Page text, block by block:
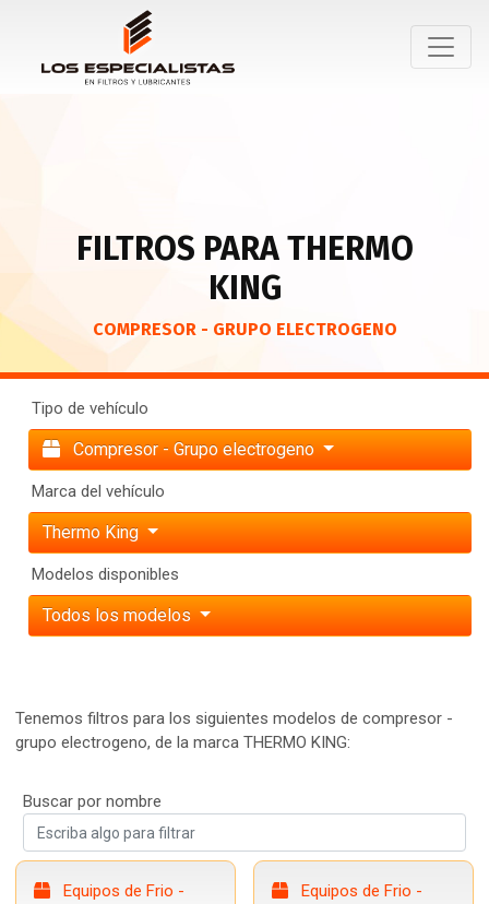
FILTROS PARA THERMO
KING
COMPRESOR - GRUPO ELECTROGENO
Tipo de vehículo
Compresor - Grupo electrogeno
Marca del vehículo
Thermo King
Modelos disponibles
Todos los modelos
Tenemos filtros para los siguientes modelos de compresor -
grupo electrogeno, de la marca THERMO KING:
Buscar por nombre
Equipos de Frio -
Equipos de Frio -